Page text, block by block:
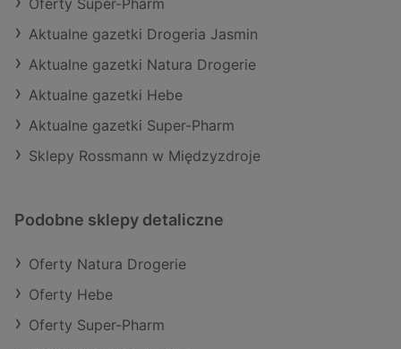
Aktualne gazetki Drogeria Jasmin
Aktualne gazetki Natura Drogerie
Aktualne gazetki Hebe
Aktualne gazetki Super-Pharm
Sklepy Rossmann w Międzyzdroje
Podobne sklepy detaliczne
Oferty Natura Drogerie
Oferty Hebe
Oferty Super-Pharm